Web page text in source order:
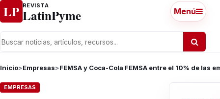
Ir al contenido
LP REVISTA
LatinPyme Menú
Inicio>Empresas>FEMSA y Coca-Cola FEMSA entre el 10% de las
EMPRESAS